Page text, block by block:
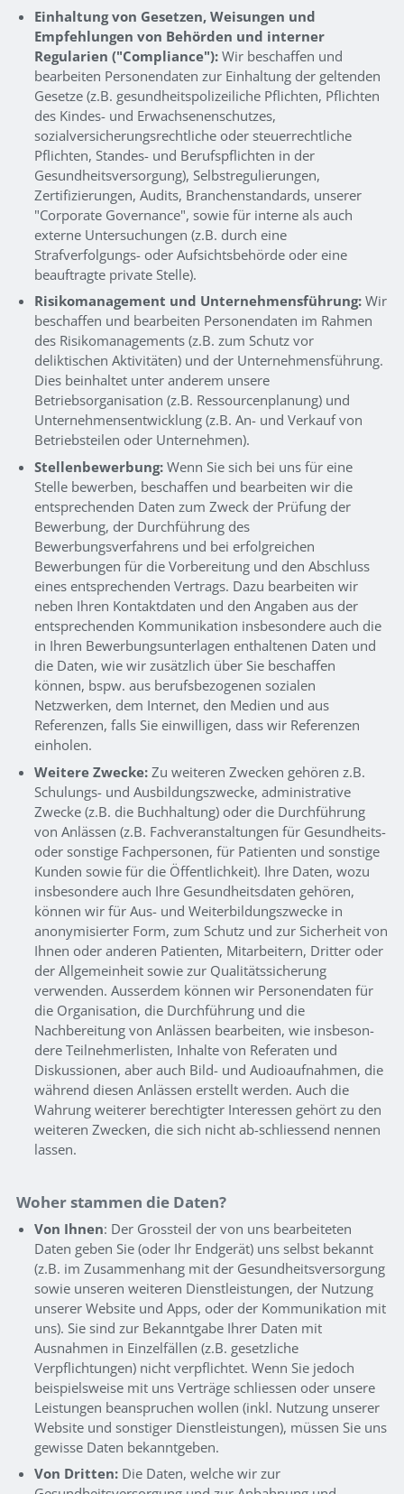
Einhaltung von Gesetzen, Weisungen und
Empfehlungen von Behörden und interner
Regularien ("Compliance"):Wir beschaffen und
bearbeiten Personendaten zur Einhaltung der geltenden
Gesetze (z.B. gesundheitspolizeiliche Pflichten, Pflichten
des Kindes- und Erwachsenenschutzes,
sozialversicherungsrechtliche oder steuerrechtliche
Pflichten, Standes- und Berufspflichten in der
Gesundheitsversorgung), Selbstregulierungen,
Zertifizierungen, Audits, Branchenstandards, unserer
"Corporate Governance", sowie für interne als auch
externe Untersuchungen (z.B. durch eine
Strafverfolgungs- oder Aufsichtsbehörde oder eine
beauftragte private Stelle).
Risikomanagement und Unternehmensführung:Wir
beschaffen und bearbeiten Personendaten im Rahmen
des Risikomanagements (z.B. zum Schutz vor
deliktischen Aktivitäten) und der Unternehmensführung.
Dies beinhaltet unter anderem unsere
Betriebsorganisation (z.B. Ressourcenplanung) und
Unternehmensentwicklung (z.B. An- und Verkauf von
Betriebsteilen oder Unternehmen).
Stellenbewerbung:Wenn Sie sich bei uns für eine
Stelle bewerben, beschaffen und bearbeiten wir die
entsprechenden Daten zum Zweck der Prüfung der
Bewerbung, der Durchführung des
Bewerbungsverfahrens und bei erfolgreichen
Bewerbungen für die Vorbereitung und den Abschluss
eines entsprechenden Vertrags. Dazu bearbeiten wir
neben Ihren Kontaktdaten und den Angaben aus der
entsprechenden Kommunikation insbesondere auch die
in Ihren Bewerbungsunterlagen enthaltenen Daten und
die Daten, wie wir zusätzlich über Sie beschaffen
können, bspw. aus berufsbezogenen sozialen
Netzwerken, dem Internet, den Medien und aus
Referenzen, falls Sie einwilligen, dass wir Referenzen
einholen.
Weitere Zwecke: Zu weiteren Zwecken gehören z.B.
Schulungs- und Ausbildungszwecke, administrative
Zwecke (z.B. die Buchhaltung) oder die Durchführung
von Anlässen (z.B. Fachveranstaltungen für Gesundheits-
oder sonstige Fachpersonen, für Patienten und sonstige
Kunden sowie für die Öffentlichkeit). Ihre Daten, wozu
insbesondere auch Ihre Gesundheitsdaten gehören,
können wir für Aus- und Weiterbildungszwecke in
anonymisierter Form, zum Schutz und zur Sicherheit von
Ihnen oder anderen Patienten, Mitarbeitern, Dritter oder
der Allgemeinheit sowie zur Qualitätssicherung
verwenden. Ausserdem können wir Personendaten für
die Organisation, die Durchführung und die
Nachbereitung von Anlässen bearbeiten, wie insbeson-
dere Teilnehmerlisten, Inhalte von Referaten und
Diskussionen, aber auch Bild- und Audioaufnahmen, die
während diesen Anlässen erstellt werden. Auch die
Wahrung weiterer berechtigter Interessen gehört zu den
weiteren Zwecken, die sich nicht ab-schliessend nennen
lassen.
Woher stammen die Daten?
Von Ihnen: Der Grossteil der von uns bearbeiteten
Daten geben Sie (oder Ihr Endgerät) uns selbst bekannt
(z.B. im Zusammenhang mit der Gesundheitsversorgung
sowie unseren weiteren Dienstleistungen, der Nutzung
unserer Website und Apps, oder der Kommunikation mit
uns). Sie sind zur Bekanntgabe Ihrer Daten mit
Ausnahmen in Einzelfällen (z.B. gesetzliche
Verpflichtungen) nicht verpflichtet. Wenn Sie jedoch
beispielsweise mit uns Verträge schliessen oder unsere
Leistungen beanspruchen wollen (inkl. Nutzung unserer
Website und sonstiger Dienstleistungen), müssen Sie uns
gewisse Daten bekanntgeben.
Von Dritten:Die Daten, welche wir zur